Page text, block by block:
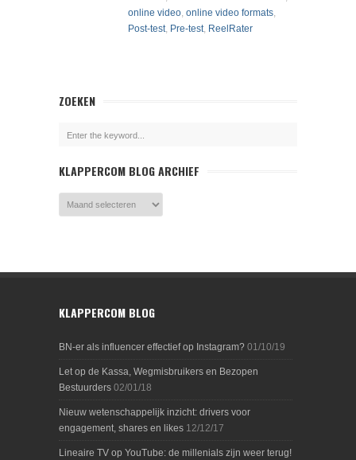
online video, online video formats,
Post-test, Pre-test, ReelRater
ZOEKEN
KLAPPERCOM BLOG ARCHIEF
KLAPPERCOM BLOG
BN-er als influencer effectief op Instagram? 01/10/19
Let op de Kassa, Wegmisbruikers en Bezopen
Bestuurders 02/01/18
Nieuw wetenschappelijk inzicht: drivers voor
engagement, shares en likes 12/12/17
Lineaire TV op YouTube: de millenials zijn weer terug!